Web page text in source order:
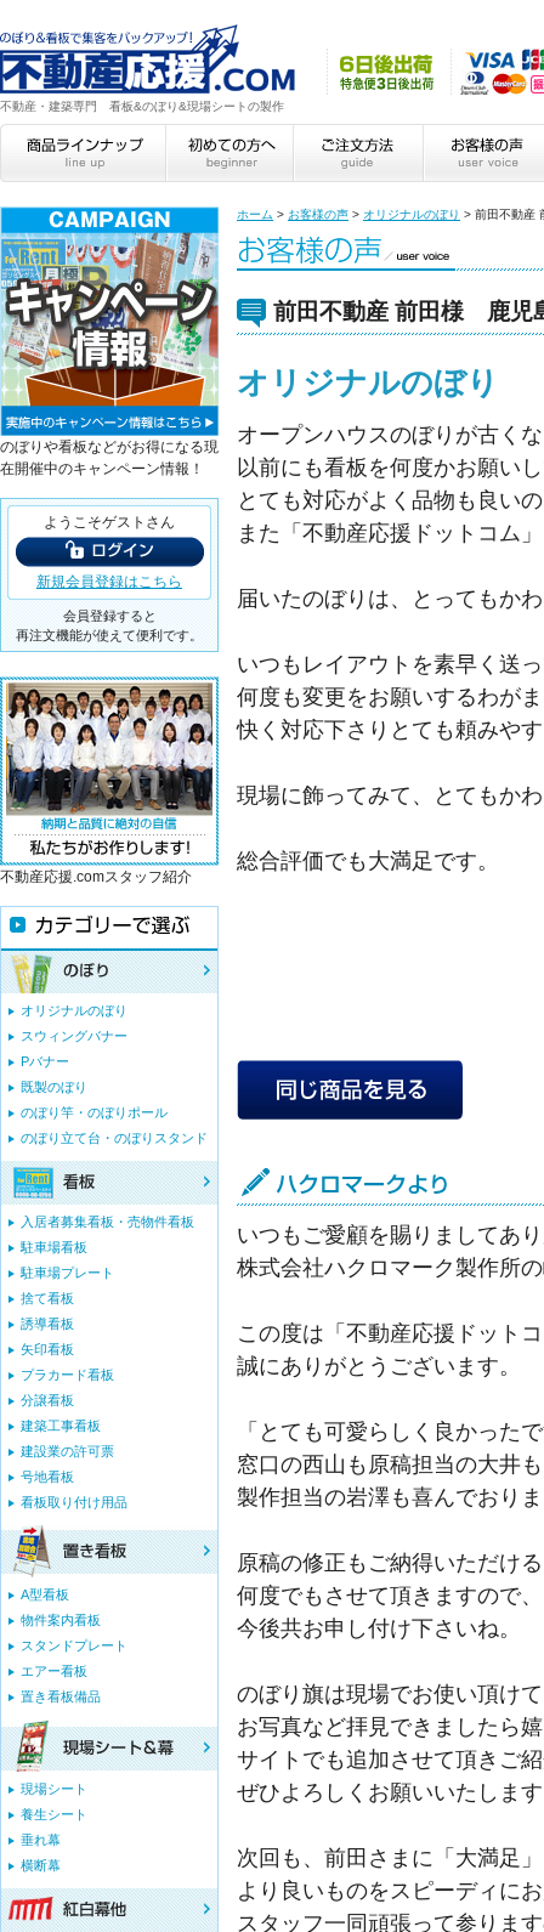
不動産・建築専門 看板&のぼり&現場シートの製作
ホーム > お客様の声 > オリジナルのぼり > 前田不動産
前田不動産 前田様 鹿児
オリジナルのぼり
オープンハウスのぼりが古く
以前にも看板を何度かお願い
とても対応がよく品物も良い
また「不動産応援ドットコム
届いたのぼりは、とってもか
いつもレイアウトを素早く送
何度も変更をお願いするわが
快く対応下さりとても頼みや
現場に飾ってみて、とてもか
総合評価でも大満足です。
いつもご愛顧を賜りましてあ
株式会社ハクロマーク製作所
この度は「不動産応援ドット
誠にありがとうございます。
「とても可愛らしく良かった
窓口の西山も原稿担当の大井も
製作担当の岩澤も喜んでおり
原稿の修正もご納得いただけ
何度でもさせて頂きますので
今後共お申し付け下さいね。
のぼり旗は現場でお使い頂け
お写真など拝見できましたら
サイトでも追加させて頂きご
ぜひよろしくお願いいたしま
次回も、前田さまに「大満足
より良いものをスピーディに
スタッフ一同頑張って参りま
のぼりや看板などがお得になる現
在開催中のキャンペーン情報！
ようこそゲストさん
新規会員登録はこちら
会員登録すると
再注文機能が使えて便利です。
不動産応援.comスタッフ紹介
オリジナルのぼり
スウィングバナー
Pバナー
既製のぼり
のぼり竿・のぼりポール
のぼり立て台・のぼりスタンド
入居者募集看板・売物件看板
駐車場看板
駐車場プレート
捨て看板
誘導看板
矢印看板
プラカード看板
分譲看板
建築工事看板
建設業の許可票
号地看板
看板取り付け用品
A型看板
物件案内看板
スタンドプレート
エアー看板
置き看板備品
現場シート
養生シート
垂れ幕
横断幕